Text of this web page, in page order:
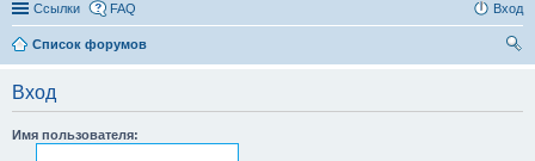
Ссылки FAQ Вход
Список форумов
Вход
Имя пользователя: